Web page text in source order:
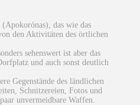
das wie das
den Aktivitäten des örtlichen
sehenswert ist aber das
und auch sonst deutlich
Gegenstände des ländlichen
Schnitzereien, Fotos und
unvermeidbare Waffen.